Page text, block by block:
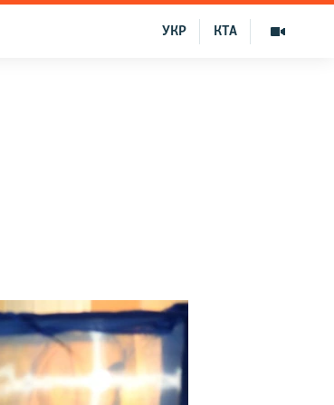
КТА
УКР